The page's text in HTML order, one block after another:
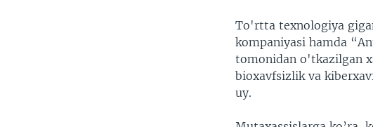
To'rtta texnologiya
kompaniyasi hamda
tomonidan o'tkazilgan
bioxavfsizlik va
uy.